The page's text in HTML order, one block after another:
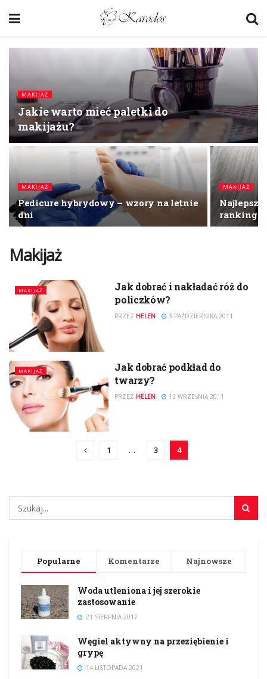
MAKIJAŻ
Jakie warto mieć paletki do
makijażu?
MAKIJAŻ
Pedicure hybrydowy – wzory na letnie
dni
MAKIJAŻ
ranking
Makijaż
MAKIJAŻ
Jak dobrać i nakładać róż do
policzków?
PRZEZ HELEN 3 PAŹDZIERNIKA 2011
MAKIJAŻ
Jak dobrać podkład do
twarzy?
PRZEZ HELEN 13 WRZEŚNIA 2011
1 … 3 4
Popularne Komentarze Najnowsze
Woda utleniona i jej szerokie
zastosowanie
21 SIERPNIA 2017
Węgiel aktywny na przeziębienie i
grypę
14 LISTOPADA 2021